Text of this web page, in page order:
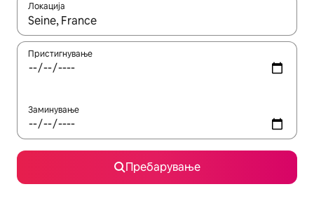
Локација
Кога резултатите се достапни, движете се со копчињата
Пристигнување
Заминување
Пребарување